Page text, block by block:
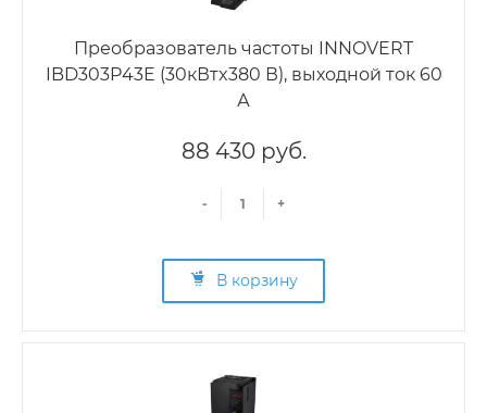
Преобразователь частоты INNOVERT
IBD303P43E (30кВтx380 В), выходной ток 60
А
88 430 руб.
- +
В корзину